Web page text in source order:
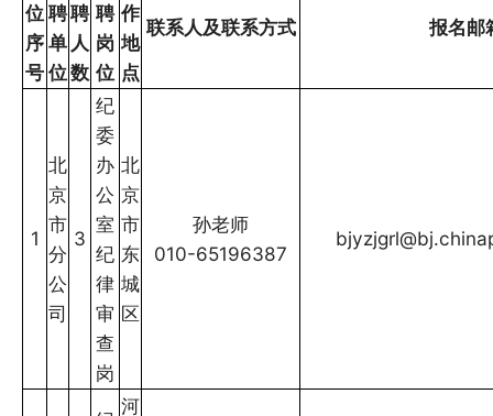
位
序
号
聘
单
位
聘
人
数
聘
岗
位
作
地
点
联系人及联系方式 报名邮
1
北
京
市
分
公
司
3
纪
委
办
公
室
纪
律
审
查
岗
北
京
市
东
城
区
孙老师
010-65196387
河